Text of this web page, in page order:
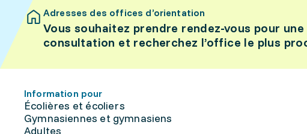
Adresses des offices d’orientation
Vous souhaitez prendre rendez-vous pour une
consultation et recherchez l’office le plus
Information pour
Écolières et écoliers
Gymnasiennes et gymnasiens
Adultes